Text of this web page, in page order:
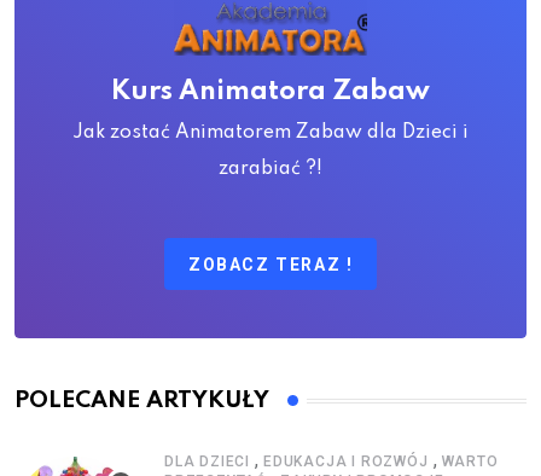
Kurs Animatora Zabaw
Jak zostać Animatorem Zabaw dla Dzieci i
zarabiać ?!
ZOBACZ TERAZ !
POLECANE ARTYKUŁY
DLA DZIECI , EDUKACJA I ROZWÓJ , WARTO